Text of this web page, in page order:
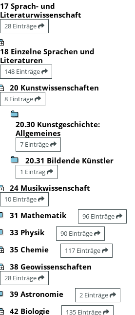
17 Sprach- und
Literaturwissenschaft
28 Einträge
18 Einzelne Sprachen und
Literaturen
148 Einträge
20 Kunstwissenschaften
8 Einträge
20.30 Kunstgeschichte:
Allgemeines
7 Einträge
20.31 Bildende Künstler
1 Eintrag
24 Musikwissenschaft
10 Einträge
31 Mathematik 96 Einträge
33 Physik 90 Einträge
35 Chemie 117 Einträge
38 Geowissenschaften
28 Einträge
39 Astronomie 2 Einträge
42 Biologie 135 Einträge